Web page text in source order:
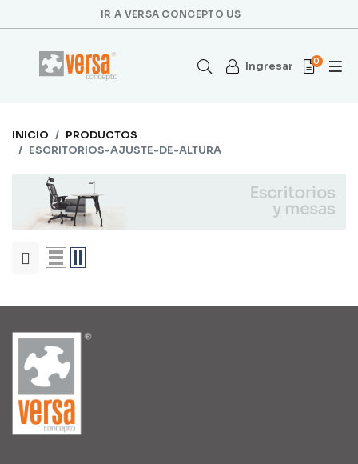
IR A VERSA CONCEPTO US
Ingresar 0
INICIO
PRODUCTOS
ESCRITORIOS-AJUSTE-DE-ALTURA